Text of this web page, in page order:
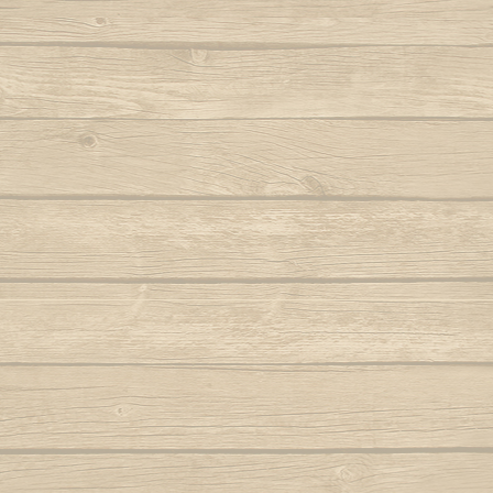
Berimbau de Bimba
Autor : Mestre Elias
Berimbau falou
Autor : Graduado Voador (Capoeira Nagô)
Berimbau mandou se benzer
Autor : Boa Voz (Abada)
Berimbau tocou
Cade meu espinho de laranjeira
Autor : Profesor Pretinho (Abada)
Camafeu (Samba no mar)
Capineiro de ioiô
Capoeira a mais bela é você
Autor : Mestre Torneiro Cantando
Capoeira da Africa
Ola ola
Autor :
Autor :
Autor : Mestre
Pra jogar
Música: